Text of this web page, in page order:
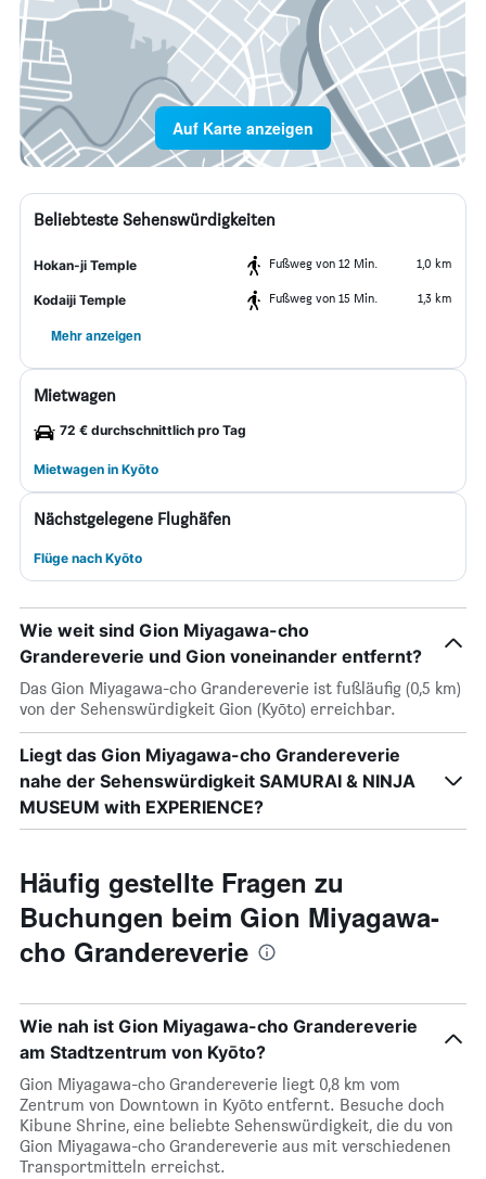
Auf Karte anzeigen
Beliebteste Sehenswürdigkeiten
Hokan-ji Temple Fußweg von 12 Min. 1,0 km
Kodaiji Temple Fußweg von 15 Min. 1,3 km
Mehr anzeigen
Mietwagen
72 € durchschnittlich pro Tag
Mietwagen in Kyōto
Nächstgelegene Flughäfen
Flüge nach Kyōto
Wie weit sind Gion Miyagawa-cho
Grandereverie und Gion voneinander entfernt?
Das Gion Miyagawa-cho Grandereverie ist fußläufig (0,5 km)
von der Sehenswürdigkeit Gion (Kyōto) erreichbar.
Liegt das Gion Miyagawa-cho Grandereverie
nahe der Sehenswürdigkeit SAMURAI & NINJA
MUSEUM with EXPERIENCE?
Häufig gestellte Fragen zu
Buchungen beim Gion Miyagawa-
cho Grandereverie
Wie nah ist Gion Miyagawa-cho Grandereverie
am Stadtzentrum von Kyōto?
Gion Miyagawa-cho Grandereverie liegt 0,8 km vom
Zentrum von Downtown in Kyōto entfernt. Besuche doch
Kibune Shrine, eine beliebte Sehenswürdigkeit, die du von
Gion Miyagawa-cho Grandereverie aus mit verschiedenen
Transportmitteln erreichst.